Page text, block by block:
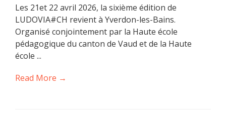
Les 21et 22 avril 2026, la sixième édition de
LUDOVIA#CH revient à Yverdon-les-Bains.
Organisé conjointement par la Haute école
pédagogique du canton de Vaud et de la Haute
école ...
Read More →